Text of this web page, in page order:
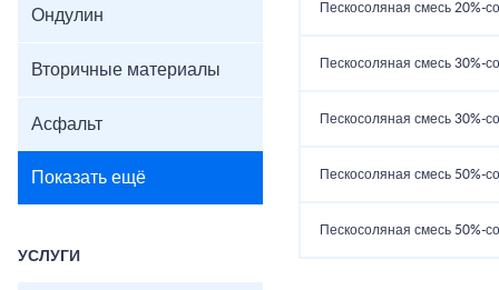
Ондулин
Вторичные материалы
Асфальт
Показать ещё
УСЛУГИ
Пескосоляная смесь 20%-
Пескосоляная смесь 30%-
Пескосоляная смесь 30%-
Пескосоляная смесь 50%-
Пескосоляная смесь 50%-